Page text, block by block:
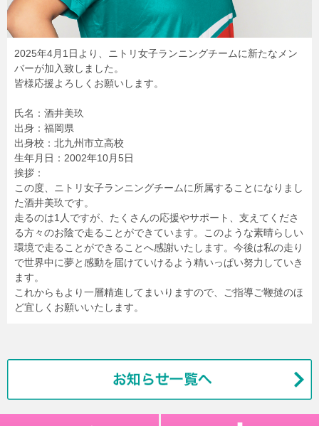
2025年4月1日より、ニトリ女子ランニングチームに新たなメン
バーが加入致しました。
皆様応援よろしくお願いします。
氏名：酒井美玖
出身：福岡県
出身校：北九州市立高校
生年月日：2002年10月5日
挨拶：
この度、ニトリ女子ランニングチームに所属することになりまし
た酒井美玖です。
走るのは1人ですが、たくさんの応援やサポート、支えてくださ
る方々のお陰で走ることができています。このような素晴らしい
環境で走ることができることへ感謝いたします。今後は私の走り
で世界中に夢と感動を届けていけるよう精いっぱい努力していき
ます。
これからもより一層精進してまいりますので、ご指導ご鞭撻のほ
ど宜しくお願いいたします。